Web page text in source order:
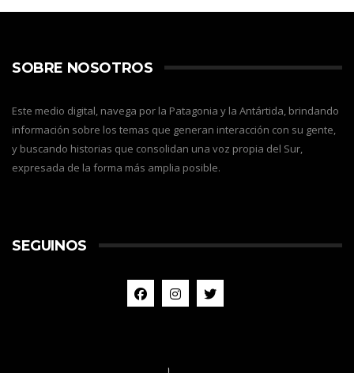
SOBRE NOSOTROS
Este medio digital, navega por la Patagonia y la Antártida, brindando
información sobre los temas que generan interacción con su gente,
y buscando historias que consolidan una voz propia del Sur,
expresada de la forma más amplia posible.
SEGUINOS